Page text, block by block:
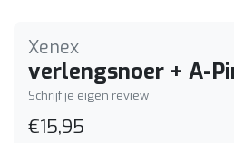
Xenex
verlengsnoer + A-
Schrijf je eigen review
€15,95